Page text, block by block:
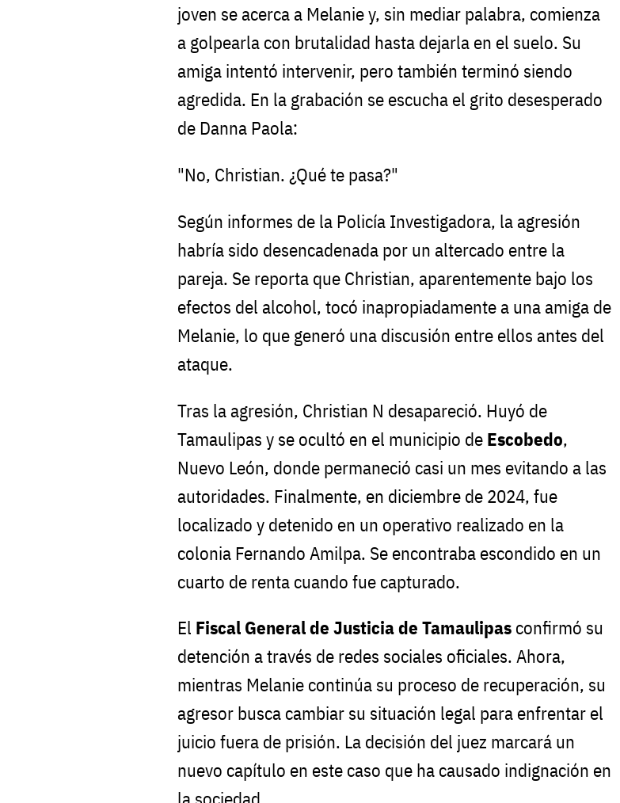
joven se acerca a Melanie y, sin mediar palabra, comienza
a golpearla con brutalidad hasta dejarla en el suelo. Su
amiga intentó intervenir, pero también terminó siendo
agredida. En la grabación se escucha el grito desesperado
de Danna Paola:
"No, Christian. ¿Qué te pasa?"
Según informes de la Policía Investigadora, la agresión
habría sido desencadenada por un altercado entre la
pareja. Se reporta que Christian, aparentemente bajo los
efectos del alcohol, tocó inapropiadamente a una amiga de
Melanie, lo que generó una discusión entre ellos antes del
ataque.
Tras la agresión, Christian N desapareció. Huyó de
Tamaulipas y se ocultó en el municipio de Escobedo,
Nuevo León, donde permaneció casi un mes evitando a las
autoridades. Finalmente, en diciembre de 2024, fue
localizado y detenido en un operativo realizado en la
colonia Fernando Amilpa. Se encontraba escondido en un
cuarto de renta cuando fue capturado.
El Fiscal General de Justicia de Tamaulipas confirmó su
detención a través de redes sociales oficiales. Ahora,
mientras Melanie continúa su proceso de recuperación, su
agresor busca cambiar su situación legal para enfrentar el
juicio fuera de prisión. La decisión del juez marcará un
nuevo capítulo en este caso que ha causado indignación en